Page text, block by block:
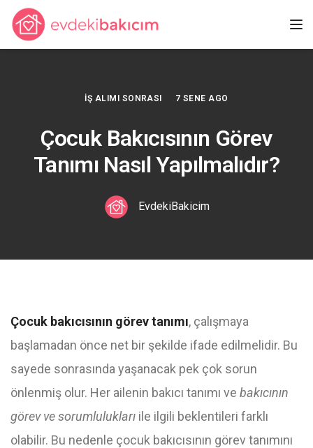
İŞ ALIMI SONRASI 7 SENE AGO
Çocuk Bakıcısının Görev
Tanımı Nasıl Yapılmalıdır?
EvdekiBakicim
Çocuk bakıcısının görev tanımı, çalışmaya
başlamadan önce net bir şekilde ifade edilmelidir. Bu
sayede sonrasında yaşanacak pek çok sorun
önlenmiş olur. Her ailenin bakıcı tanımı ve bakıcının
görev ve sorumlulukları ile ilgili beklentileri farklı
olabilir. Bu nedenle çocuk bakıcısının görev tanımını